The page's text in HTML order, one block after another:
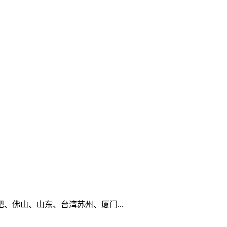
佛山、山东、台湾苏州、厦门...